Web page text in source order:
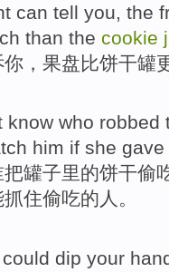
can tell you , the
than the cookie
你 ， 果盘比饼干罐
know who robbed
him if she
把罐子里的饼干偷
抓住偷吃的人。
could dip your